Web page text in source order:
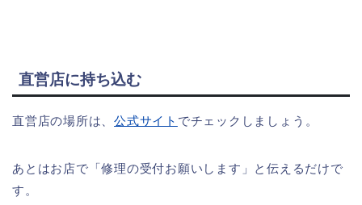
直営店に持ち込む
直営店の場所は、公式サイト でチェックしましょう。
あとはお店で「修理の受付お願いします」と伝えるだけで
す。